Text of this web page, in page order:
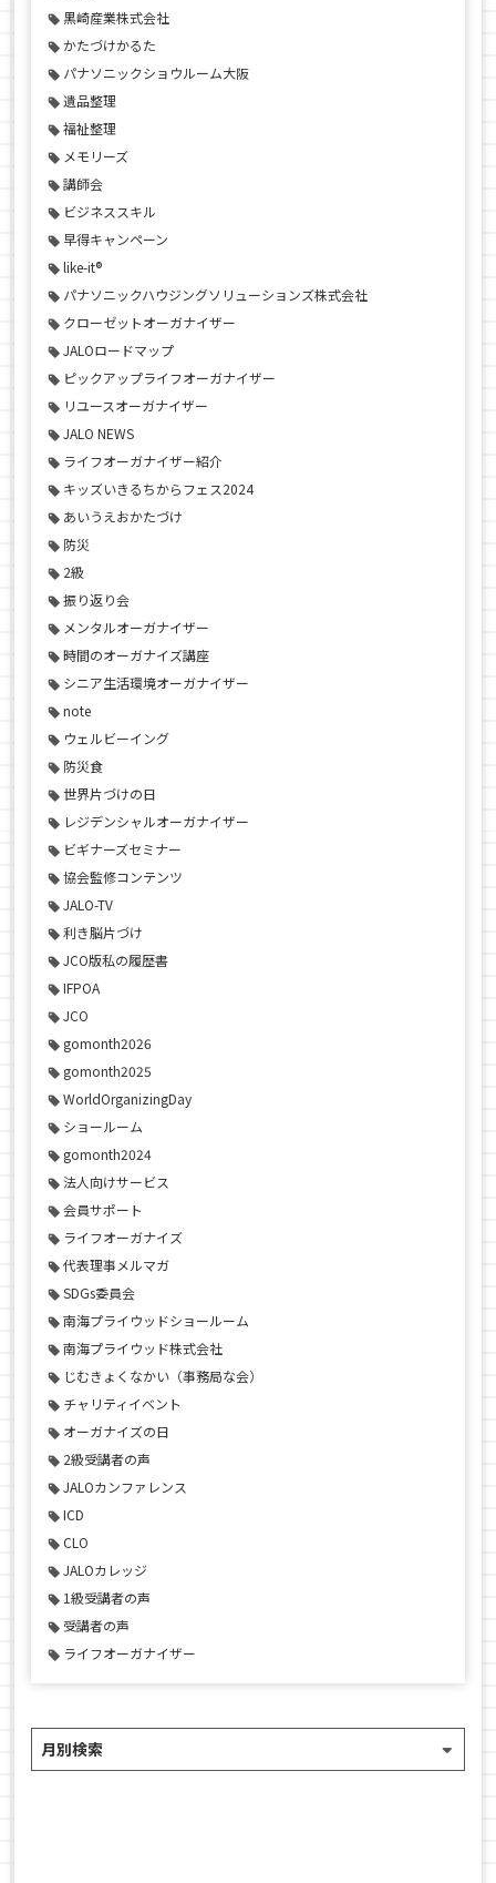
黒崎産業株式会社
かたづけかるた
パナソニックショウルーム大阪
遺品整理
福祉整理
メモリーズ
講師会
ビジネススキル
早得キャンペーン
like-it®
パナソニックハウジングソリューションズ株式会社
クローゼットオーガナイザー
JALOロードマップ
ピックアップライフオーガナイザー
リユースオーガナイザー
JALO NEWS
ライフオーガナイザー紹介
キッズいきるちからフェス2024
あいうえおかたづけ
防災
2級
振り返り会
メンタルオーガナイザー
時間のオーガナイズ講座
シニア生活環境オーガナイザー
note
ウェルビーイング
防災食
世界片づけの日
レジデンシャルオーガナイザー
ビギナーズセミナー
協会監修コンテンツ
JALO-TV
利き脳片づけ
JCO版私の履歴書
IFPOA
JCO
gomonth2026
gomonth2025
WorldOrganizingDay
ショールーム
gomonth2024
法人向けサービス
会員サポート
ライフオーガナイズ
代表理事メルマガ
SDGs委員会
南海プライウッドショールーム
南海プライウッド株式会社
じむきょくなかい（事務局な会）
チャリティイベント
オーガナイズの日
2級受講者の声
JALOカンファレンス
ICD
CLO
JALOカレッジ
1級受講者の声
受講者の声
ライフオーガナイザー